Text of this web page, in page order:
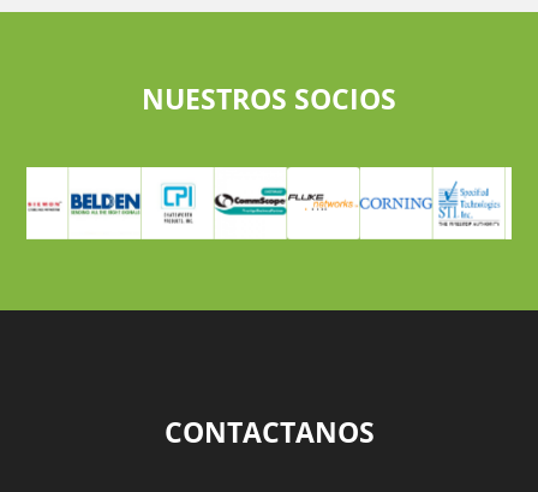
NUESTROS SOCIOS
CONTACTANOS